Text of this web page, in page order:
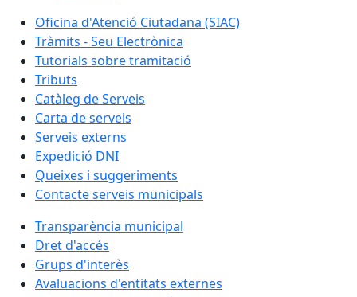
Oficina d'Atenció Ciutadana (SIAC)
Tràmits - Seu Electrònica
Tutorials sobre tramitació
Tributs
Catàleg de Serveis
Carta de serveis
Serveis externs
Expedició DNI
Queixes i suggeriments
Contacte serveis municipals
Transparència municipal
Dret d'accés
Grups d'interès
Avaluacions d'entitats externes